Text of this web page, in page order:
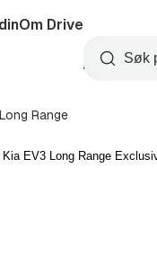
Startside
Om Drive
Opprett
konto
Søk
Range